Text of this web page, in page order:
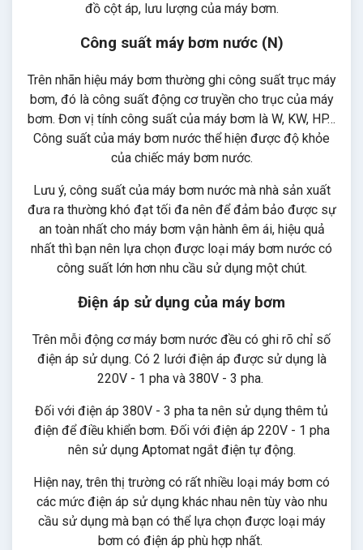
đồ cột áp, lưu lượng của máy bơm.
Công suất máy bơm nước (N)
Trên nhãn hiệu máy bơm thường ghi công suất trục máy
bơm, đó là công suất động cơ truyền cho trục của máy
bơm. Đơn vị tính công suất của máy bơm là W, KW, HP…
Công suất của máy bơm nước thể hiện được độ khỏe
của chiếc máy bơm nước.
Lưu ý, công suất của máy bơm nước mà nhà sản xuất
đưa ra thường khó đạt tối đa nên để đảm bảo được sự
an toàn nhất cho máy bơm vận hành êm ái, hiệu quả
nhất thì bạn nên lựa chọn được loại máy bơm nước có
công suất lớn hơn nhu cầu sử dụng một chút.
Điện áp sử dụng của máy bơm
Trên mỗi động cơ máy bơm nước đều có ghi rõ chỉ số
điện áp sử dụng. Có 2 lưới điện áp được sử dụng là
220V - 1 pha và 380V - 3 pha.
Đối với điện áp 380V - 3 pha ta nên sử dụng thêm tủ
điện để điều khiển bơm. Đối với điện áp 220V - 1 pha
nên sử dụng Aptomat ngắt điện tự động.
Hiện nay, trên thị trường có rất nhiều loại máy bơm có
các mức điện áp sử dụng khác nhau nên tùy vào nhu
cầu sử dụng mà bạn có thể lựa chọn được loại máy
bơm có điện áp phù hợp nhất.